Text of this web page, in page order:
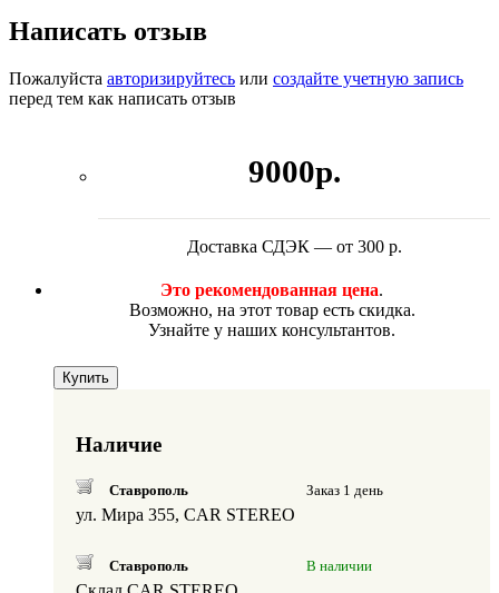
Написать отзыв
Пожалуйста авторизируйтесь или создайте учетную запись
перед тем как написать отзыв
9000р.
Доставка СДЭК — от 300 р.
Это рекомендованная цена.
Возможно, на этот товар есть скидка.
Узнайте у наших консультантов.
Купить
Наличие
Ставрополь Заказ 1 день
ул. Мира 355, CAR STEREO
Ставрополь В наличии